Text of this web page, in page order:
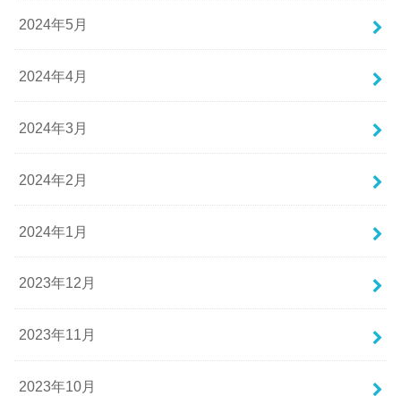
2024年5月
2024年4月
2024年3月
2024年2月
2024年1月
2023年12月
2023年11月
2023年10月